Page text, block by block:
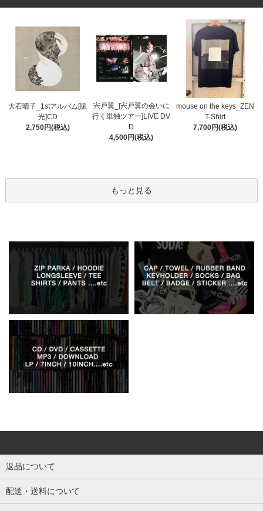
大石晴子_1stアルバム[脈
光]CD
2,750円(税込)
宍戸翼_[宍戸翼の会いに
行く単独ツアー]LIVE DV
D
4,500円(税込)
mouse on the keys_ZEN
T-Shirt
7,700円(税込)
もっと見る
返品について
配送・送料について